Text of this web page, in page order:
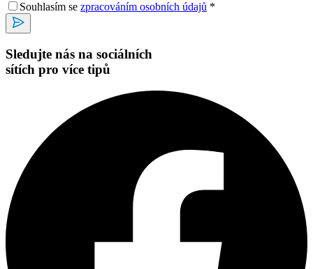
Souhlasím se zpracováním osobních údajů *
Sledujte nás na sociálních
sítích pro více tipů